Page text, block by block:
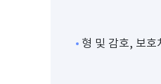
형 및 감호, 보호